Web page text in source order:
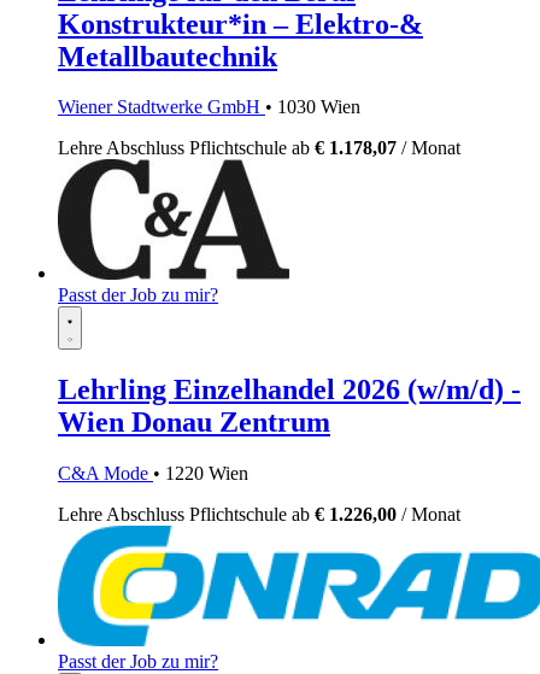
Konstrukteur*in – Elektro-&
Metallbautechnik
Wiener Stadtwerke GmbH • 1030 Wien
LehreAbschluss Pflichtschule ab € 1.178,07 / Monat
Passt der Job zu mir?
Lehrling Einzelhandel 2026 (w/m/d) -
Wien Donau Zentrum
C&A Mode • 1220 Wien
Lehre Abschluss Pflichtschule ab € 1.226,00 / Monat
Passt der Job zu mir?